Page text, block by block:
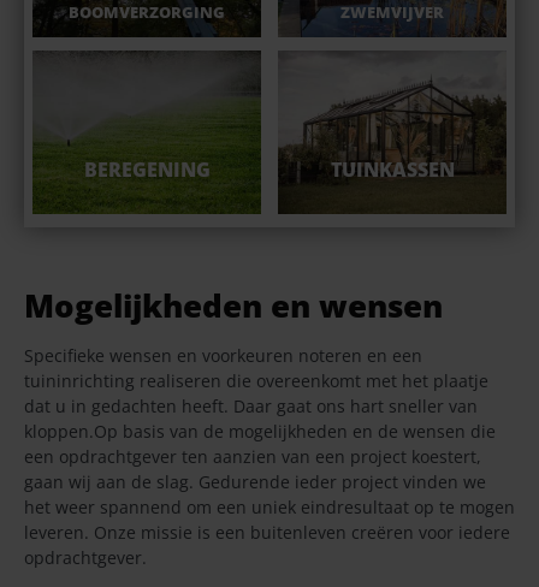
BOOMVERZORGING ZWEMVIJVER
BEREGENING TUINKASSEN
Mogelijkheden en wensen
Specifieke wensen en voorkeuren noteren en een
tuininrichting realiseren die overeenkomt met het plaatje
dat u in gedachten heeft. Daar gaat ons hart sneller van
kloppen.Op basis van de mogelijkheden en de wensen die
een opdrachtgever ten aanzien van een project koestert,
gaan wij aan de slag. Gedurende ieder project vinden we
het weer spannend om een uniek eindresultaat op te mogen
leveren. Onze missie is een buitenleven creëren voor iedere
opdrachtgever.